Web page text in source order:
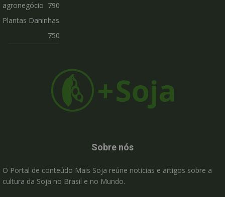
agronegócio 790
Plantas Daninhas
750
Sobre nós
O Portal de conteúdo Mais Soja reúne noticias e artigos sobre a
cultura da Soja no Brasil e no Mundo.